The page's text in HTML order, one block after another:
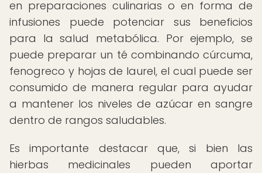
en preparaciones culinarias o en forma de
infusiones puede potenciar sus beneficios
para la salud metabólica. Por ejemplo, se
puede preparar un té combinando cúrcuma,
fenogreco y hojas de laurel, el cual puede ser
consumido de manera regular para ayudar
a mantener los niveles de azúcar en sangre
dentro de rangos saludables.
Es importante destacar que, si bien las
hierbas medicinales pueden aportar